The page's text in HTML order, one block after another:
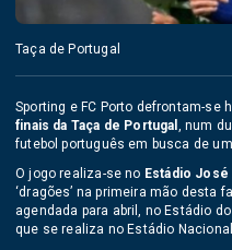
Taça de Portugal
Sporting e FC Porto defrontam-se
finais da Taça de Portugal , num
futebol português em busca de
O jogo realiza-se no Estádio José
‘dragões’ na primeira mão desta
agendada para abril, no Estádio
que se realiza no Estádio